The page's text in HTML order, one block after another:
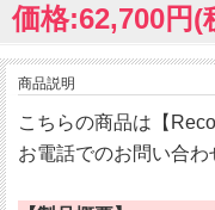
価格:62,700円(
商品説明
こちらの商品は【
お電話でのお問い合わ